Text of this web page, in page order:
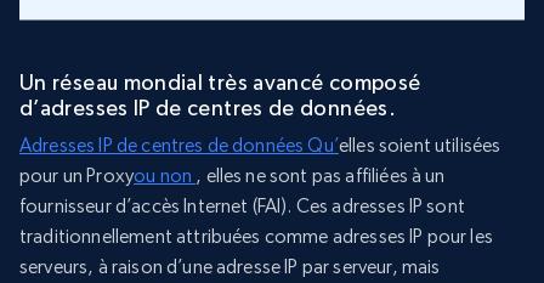
Un réseau mondial très avancé composé
d’adresses IP de centres de données.
Adresses IP de centres de données Qu’elles soient utilisées
pour un Proxyou non , elles ne sont pas affiliées à un
fournisseur d’accès Internet (FAI). Ces adresses IP sont
traditionnellement attribuées comme adresses IP pour les
serveurs, à raison d’une adresse IP par serveur, mais